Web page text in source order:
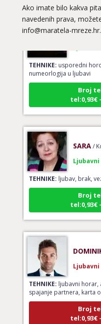
Ako imate bilo kakva
navedenih prava,
info@maratela-mreze.hr.
DI
TEHNIKE:usporedni
numeorlogija u ljubavi
Broj
tel:0,93€
TEHNIKE:ljubav, brak,
Broj
tel:0,93€
TEHNIKE:ljubavni horar,
spajanje partnera, karta
Broj
tel:0,93€